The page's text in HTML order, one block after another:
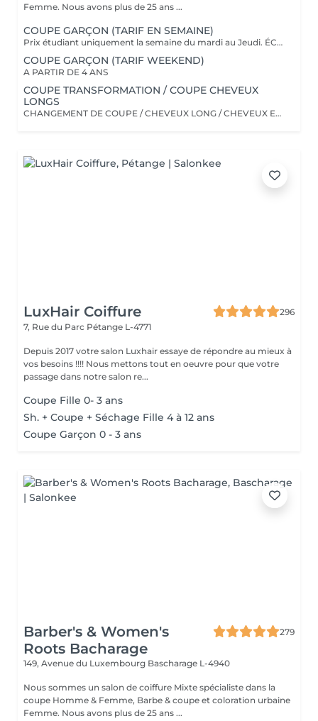
Femme. Nous avons plus de 25 ans ...
COUPE GARÇON (TARIF EN SEMAINE)
Prix étudiant uniquement la semaine du mardi au Jeudi. ÉCOLIER (4-12 ans) 31 euro ( mardi au jeudi ) ÉTUDIANT ( 13-18 ans) 35 euro ( mardi au jeudi ) ******* Dégradé à Blanc/Taper fade ect ..... Prix unique à 43 euro de 4 à 18 ans******* VENDREDI,SAMEDI les prix Adultes seront appliqués. Merci de votre compréhension.
COUPE GARÇON (TARIF WEEKEND)
A PARTIR DE 4 ANS
COUPE TRANSFORMATION / COUPE CHEVEUX
LONGS
CHANGEMENT DE COUPE / CHEVEUX LONG / CHEVEUX EPAIS
LuxHair Coiffure
296
7, Rue du Parc Pétange L-4771
Depuis 2017 votre salon Luxhair essaye de répondre au mieux à
vos besoins !!!! Nous mettons tout en oeuvre pour que votre
passage dans notre salon re...
Coupe Fille 0- 3 ans
Sh. + Coupe + Séchage Fille 4 à 12 ans
Coupe Garçon 0 - 3 ans
Barber's & Women's
Roots Bacharage
279
149, Avenue du Luxembourg Bascharage L-4940
Nous sommes un salon de coiffure Mixte spécialiste dans la
coupe Homme & Femme, Barbe & coupe et coloration urbaine
Femme. Nous avons plus de 25 ans ...